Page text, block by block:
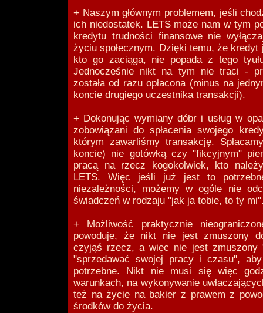
+ Naszym głównym problemem, jeśli
ich niedostatek. LETS może nam w tym
kredytu trudności finansowe nie
życiu społecznym. Dzięki temu, że kredyt
kto go zaciąga, nie popada z tego
Jednocześnie nikt na tym nie traci -
została od razu opłacona (minus na
koncie drugiego uczestnika transakcji).
+ Dokonując wymiany dóbr i usług w
zobowiązani do spłacenia swojego
którym zawarliśmy transakcję.
koncie) nie gotówką czy "fikcyjnym"
pracą na rzecz kogokolwiek, kto
LETS. Więc jeśli już jest to
niezależności, możemy w ogóle nie
świadczeń w rodzaju "jak ja tobie, to ty
+ Możliwość praktycznie
powoduje, że nikt nie jest zmuszony
czyjąś rzecz, a więc nie jest zmuszony
"sprzedawać swojej pracy i czasu",
potrzebne. Nikt nie musi się więc
warunkach, na wykonywanie
też na życie na bakier z prawem z
środków do życia.